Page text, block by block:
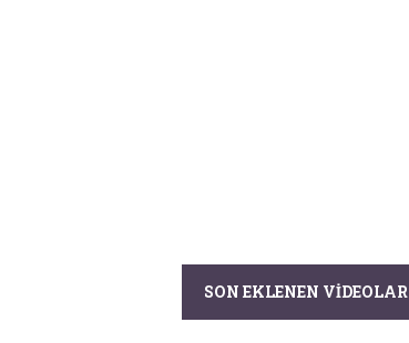
SON EKLENEN VIDEOLAR